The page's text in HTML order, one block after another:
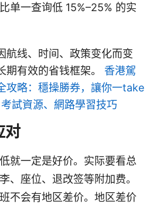
单一查询低 15%–25% 的实
航线、时间、政策变化而变
期有效的省钱框架。 香港駕
攻略：穩操勝券，讓你一take
試資源、網路學習技巧
对
就一定是好价。实际要看总
、座位、退改签等附加费。
不会有地区差价。地区差价